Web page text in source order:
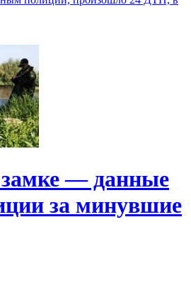
— данные
за минувшие